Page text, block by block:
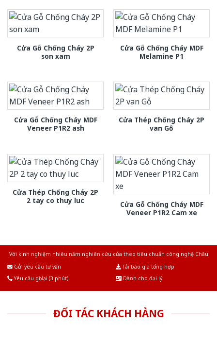
Cửa Gỗ Chống Cháy 2P
son xam
Cửa Gỗ Chống Cháy MDF
Melamine P1
Cửa Gỗ Chống Cháy MDF
Veneer P1R2 ash
Cửa Thép Chống Cháy 2P
van Gỗ
Cửa Thép Chống Cháy 2P
2 tay co thuy luc
Cửa Gỗ Chống Cháy MDF
Veneer P1R2 Cam xe
Với kinh nghiệm nhiêu năm nghiên cứu cửa theo tiêu chuẩn công nghệ Châu
Gửi yêu cầu tư vấn
Tải báo giá tổng hợp
Yêu cầu gọi lại (3 phút)
Dành cho đại lý
ĐỐI TÁC KHÁCH HÀNG